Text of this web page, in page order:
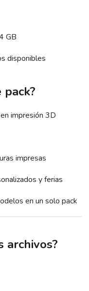
GB
disponibles
pack?
impresión 3D
impresas
y ferias
en un solo pack
archivos?